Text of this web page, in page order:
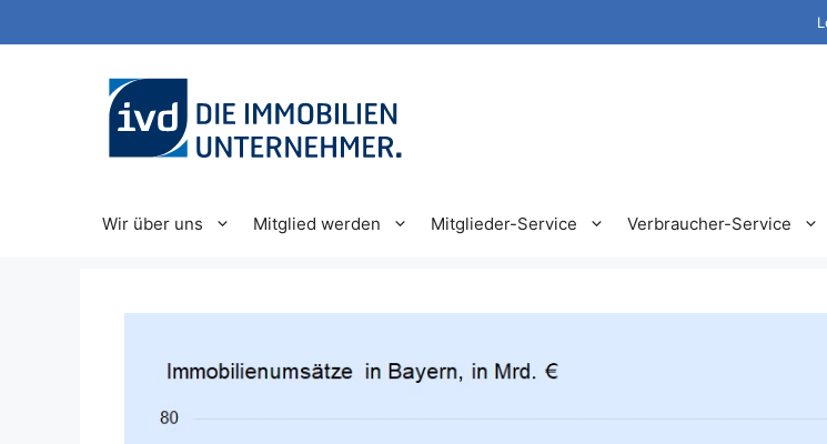
Inhalt
Wir über uns Mitglied werden Mitglieder-Service Verbraucher-Service